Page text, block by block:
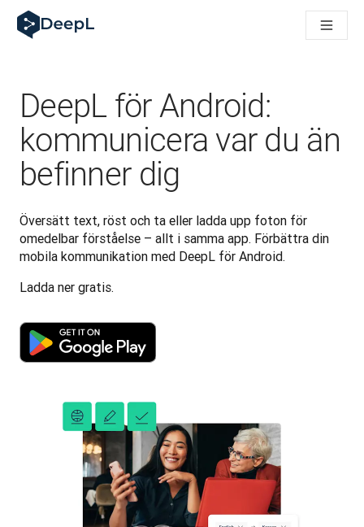
DeepL för AI-agenter
DeepL:s Translation Flow: Nya AI-drivna arbetsflöden för
Att tolka förtroendet för Språk-AI inom Enterprise-världen. I
DeepLs system för översättningskvalitetsbedömning
Från högkvalitativ textöversättning till röstplattform i
Building an instantly accessible voice demo with DeepL
DeepL för Android:
kommunicera var du än
befinner dig
Översätt text, röst och ta eller ladda upp foton för
omedelbar förståelse – allt i samma app. Förbättra din
mobila kommunikation med DeepL för Android.
Ladda ner gratis.